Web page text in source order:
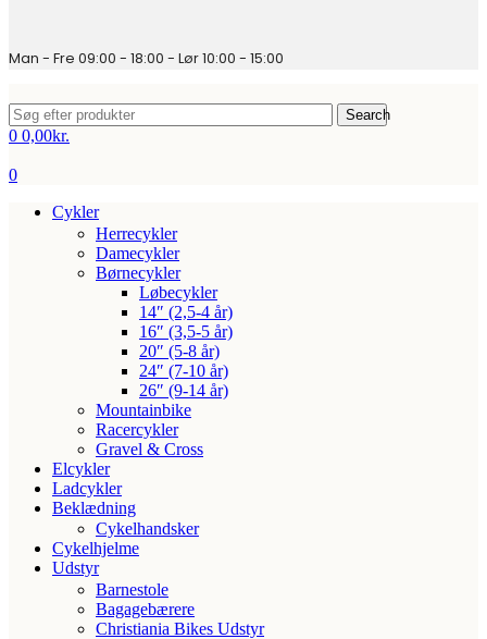
Man - Fre 09:00 - 18:00 - Lør 10:00 - 15:00
Search
0 0,00kr.
0
Cykler
Herrecykler
Damecykler
Børnecykler
Løbecykler
14″ (2,5-4 år)
16″ (3,5-5 år)
20″ (5-8 år)
24″ (7-10 år)
26″ (9-14 år)
Mountainbike
Racercykler
Gravel & Cross
Elcykler
Ladcykler
Beklædning
Cykelhandsker
Cykelhjelme
Udstyr
Barnestole
Bagagebærere
Christiania Bikes Udstyr